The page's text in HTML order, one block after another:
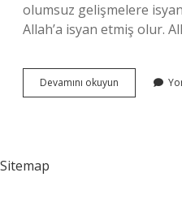
olumsuz gelişmelere
Allah’a isyan etmiş olur.
Devamını okuyun
Ne
Sitemap